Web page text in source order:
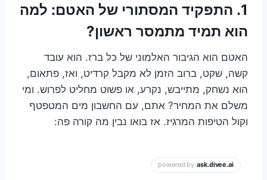
1. התפקיד המסתורי של האטם: למה
הוא תמיד מתמסר ראשון?
האטם הוא הגיבור האלמוני של כל ברז. הוא עובד
קשה, שקט, ברוב הזמן לא מקבל קרדיט, ואז, פתאום,
הוא נשחק, מתייבש, נקרע, או פשוט מחליט לפרוש. ומי
משלם את המחיר? אתם, עם החשבון מים המטפטף
וקול הטיפות המרגיז. אז בואו נבין מה קורה פה: